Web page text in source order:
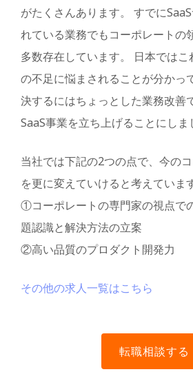
がたくさんあります。 すでに
れている業務でもコーポレートの
多数存在しています。 日本では
の不足に悩まされることが分かっ
決するにはちょっとした業務改善
SaaS事業を立ち上げることにしま
当社では下記の2つの点で、今の
を更に変えていけると考えています
①コーポレートの専門家の視点で
題認識と解決方法の立案
②高い品質のプロダクト開発力
その他の求人一覧はこちら